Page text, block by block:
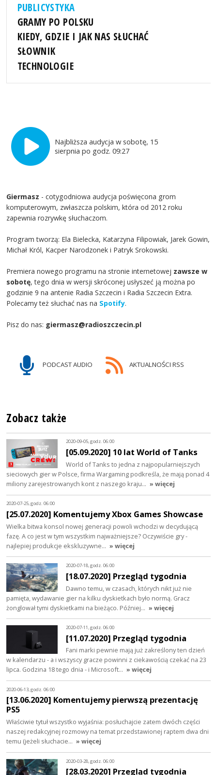
PUBLICYSTYKA
GRAMY PO POLSKU
KIEDY, GDZIE I JAK NAS SŁUCHAĆ
SŁOWNIK
TECHNOLOGIE
Najbliższa audycja w sobotę, 15
sierpnia po godz. 09:27
Giermasz - cotygodniowa audycja poświęcona grom
komputerowym, zwłaszcza polskim, która od 2012 roku
zapewnia rozrywkę słuchaczom.
Program tworzą: Ela Bielecka, Katarzyna Filipowiak, Jarek Gowin,
Michał Król, Kacper Narodzonek i Patryk Srokowski.
Premiera nowego programu na stronie internetowej zawsze w
sobotę, tego dnia w wersji skróconej usłyszeć ją można po
godzinie 9 na antenie Radia Szczecin i Radia Szczecin Extra.
Polecamy też słuchać nas na Spotify.
Pisz do nas: giermasz@radioszczecin.pl
PODCAST AUDIO AKTUALNOŚCI RSS
Zobacz także
2020-09-05, godz. 06:00
[05.09.2020] 10 lat World of Tanks
World of Tanks to jedna z najpopularniejszych
sieciowych gier w Polsce, firma Wargaming podkreśla, że mają ponad 4
miliony zarejestrowanych kont z naszego kraju… » więcej
2020-07-25, godz. 06:00
[25.07.2020] Komentujemy Xbox Games Showcase
Wielka bitwa konsol nowej generacji powoli wchodzi w decydującą
fazę. A co jest w tym wszystkim najważniejsze? Oczywiście gry -
najlepiej produkcje ekskluzywne… » więcej
2020-07-18, godz. 06:00
[18.07.2020] Przegląd tygodnia
Dawno temu, w czasach, których nikt już nie
pamięta, wydawanie gier na kilku dyskietkach było normą. Gracz
żonglował tymi dyskietkami na bieżąco. Później… » więcej
2020-07-11, godz. 06:00
[11.07.2020] Przegląd tygodnia
Fani marki pewnie mają już zakreślony ten dzień
w kalendarzu - a i wszyscy gracze powinni z ciekawością czekać na 23
lipca. Godzina 18 tego dnia - i Microsoft… » więcej
2020-06-13, godz. 06:00
[13.06.2020] Komentujemy pierwszą prezentację
PS5
Właściwie tytuł wszystko wyjaśnia: posłuchajcie zatem dwóch części
naszej redakcyjnej rozmowy na temat przedstawionej raptem dwa dni
temu (jeżeli słuchacie… » więcej
2020-03-28, godz. 06:00
[28.03.2020] Przegląd tygodnia